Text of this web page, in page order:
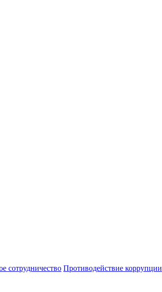
сотрудничество Противодействие коррупции